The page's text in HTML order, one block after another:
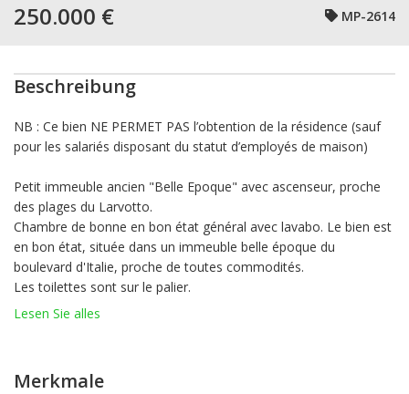
250.000 € MP-2614
Beschreibung
NB : Ce bien NE PERMET PAS l’obtention de la résidence (sauf
pour les salariés disposant du statut d’employés de maison)
Petit immeuble ancien "Belle Epoque" avec ascenseur, proche
des plages du Larvotto.
Chambre de bonne en bon état général avec lavabo. Le bien est
en bon état, située dans un immeuble belle époque du
boulevard d'Italie, proche de toutes commodités.
Les toilettes sont sur le palier.
Sous loi 887.
Lesen Sie alles
Merkmale